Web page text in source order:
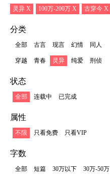
灵异 X 100万-200万 X 古穿今 X
分类
全部 古言 现言 幻情 同人
穿越 青春 灵异 纯爱 刑侦
状态
全部 连载中 已完成
属性
不限 只看免费 只看VIP
字数
全部 短篇 30万以下 30万-50万